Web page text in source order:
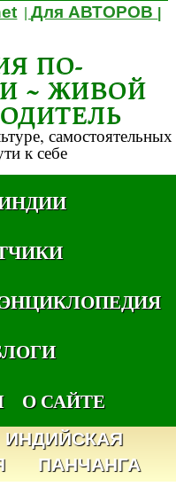
|Для АВТОРОВ
ПО-
~ ЖИВОЙ
самостоятельных
к себе
ЭНЦИКЛОПЕДИЯ
О САЙТЕ
ИНДИЙСКАЯ
ПАНЧАНГА